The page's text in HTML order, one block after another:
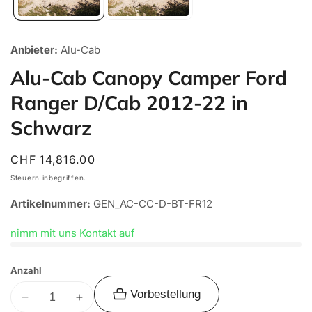
Anbieter: Alu-Cab
Alu-Cab Canopy Camper Ford
Ranger D/Cab 2012-22 in
Schwarz
Normaler
Preis
CHF 14,816.00
Steuern inbegriffen.
Artikelnummer: GEN_AC-CC-D-BT-FR12
nimm mit uns Kontakt auf
Anzahl
Verringere
Erhöhe
Vorbestellung